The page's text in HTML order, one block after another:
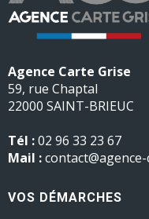
Agence Carte Grise
59, rue Chaptal
22000 SAINT-BRIEUC
Tél :02 96 33 23 67
Mail :
VOS DÉMARCHES